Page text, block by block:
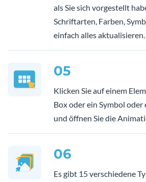
als Sie sich vorgestellt
Schriftarten, Farben,
einfach alles aktualisieren.
05
Klicken Sie auf einem
Box oder ein Symbol
und öffnen Sie die
06
Es gibt 15 verschiedene